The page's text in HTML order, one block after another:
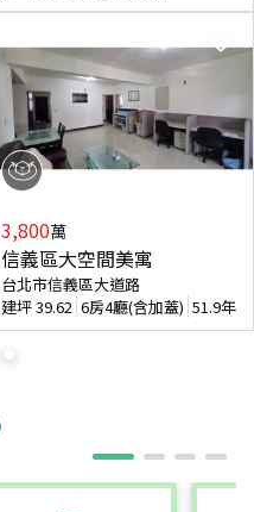
3,800萬
信義區大空間美寓
台北市信義區大道路
建坪39.62 6房4廳(含加蓋) 51.9年